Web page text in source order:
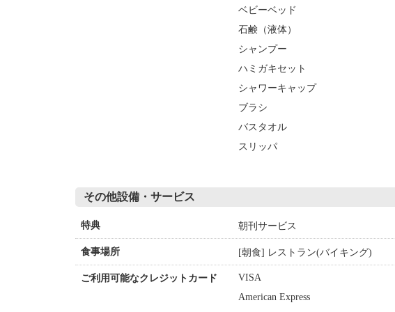
ベビーベッド
石鹸（液体）
シャンプー
ハミガキセット
シャワーキャップ
ブラシ
バスタオル
スリッパ
その他設備・サービス
特典 朝刊サービス
食事場所 [朝食] レストラン(バイキング)
ご利用可能なクレジットカード VISA
American Express